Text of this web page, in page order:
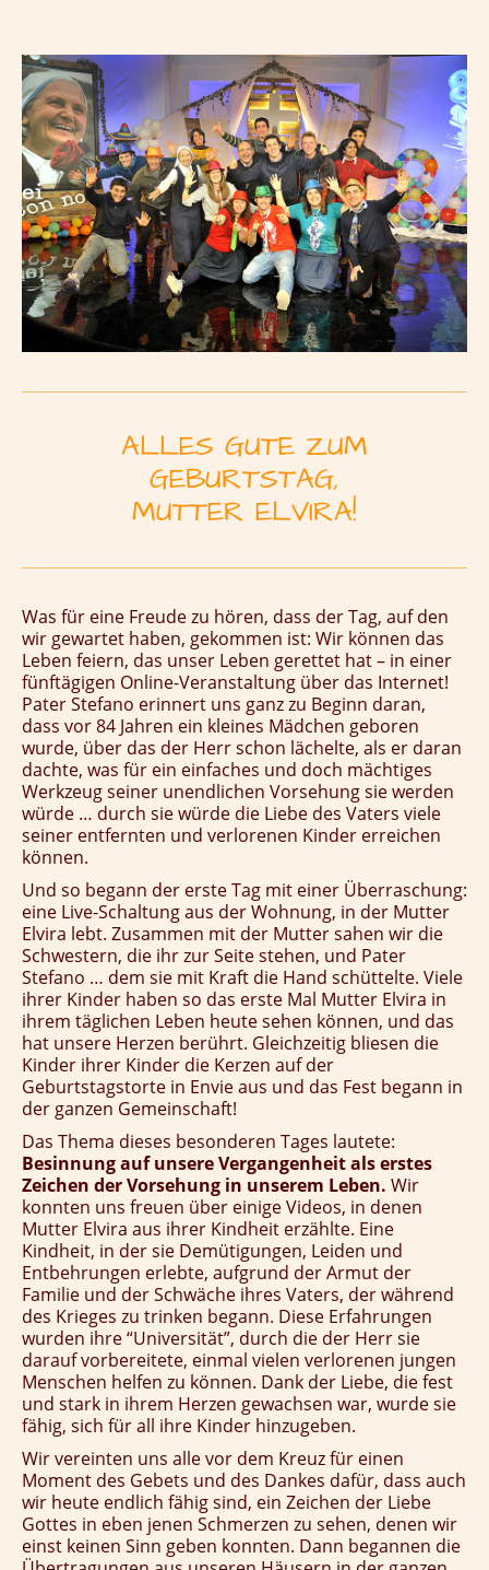
ALLES GUTE ZUM
GEBURTSTAG,
MUTTER ELVIRA!
Was für eine Freude zu hören, dass der Tag, auf den
wir gewartet haben, gekommen ist: Wir können das
Leben feiern, das unser Leben gerettet hat – in einer
fünftägigen Online-Veranstaltung über das Internet!
Pater Stefano erinnert uns ganz zu Beginn daran,
dass vor 84 Jahren ein kleines Mädchen geboren
wurde, über das der Herr schon lächelte, als er daran
dachte, was für ein einfaches und doch mächtiges
Werkzeug seiner unendlichen Vorsehung sie werden
würde … durch sie würde die Liebe des Vaters viele
seiner entfernten und verlorenen Kinder erreichen
können.
Und so begann der erste Tag mit einer Überraschung:
eine Live-Schaltung aus der Wohnung, in der Mutter
Elvira lebt. Zusammen mit der Mutter sahen wir die
Schwestern, die ihr zur Seite stehen, und Pater
Stefano … dem sie mit Kraft die Hand schüttelte. Viele
ihrer Kinder haben so das erste Mal Mutter Elvira in
ihrem täglichen Leben heute sehen können, und das
hat unsere Herzen berührt. Gleichzeitig bliesen die
Kinder ihrer Kinder die Kerzen auf der
Geburtstagstorte in Envie aus und das Fest begann in
der ganzen Gemeinschaft!
Das Thema dieses besonderen Tages lautete:
Besinnung auf unsere Vergangenheit als erstes
Zeichen der Vorsehung in unserem Leben. Wir
konnten uns freuen über einige Videos, in denen
Mutter Elvira aus ihrer Kindheit erzählte. Eine
Kindheit, in der sie Demütigungen, Leiden und
Entbehrungen erlebte, aufgrund der Armut der
Familie und der Schwäche ihres Vaters, der während
des Krieges zu trinken begann. Diese Erfahrungen
wurden ihre “Universität”, durch die der Herr sie
darauf vorbereitete, einmal vielen verlorenen jungen
Menschen helfen zu können. Dank der Liebe, die fest
und stark in ihrem Herzen gewachsen war, wurde sie
fähig, sich für all ihre Kinder hinzugeben.
Wir vereinten uns alle vor dem Kreuz für einen
Moment des Gebets und des Dankes dafür, dass auch
wir heute endlich fähig sind, ein Zeichen der Liebe
Gottes in eben jenen Schmerzen zu sehen, denen wir
einst keinen Sinn geben konnten. Dann begannen die